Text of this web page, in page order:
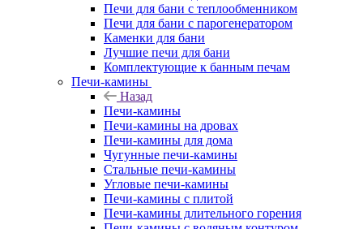
Печи для бани с теплообменником
Печи для бани с парогенератором
Каменки для бани
Лучшие печи для бани
Комплектующие к банным печам
Печи-камины
Назад
Печи-камины
Печи-камины на дровах
Печи-камины для дома
Чугунные печи-камины
Стальные печи-камины
Угловые печи-камины
Печи-камины с плитой
Печи-камины длительного горения